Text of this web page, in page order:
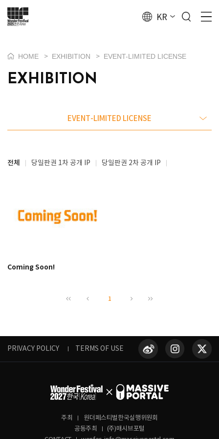
KR
HOME > EXHIBITION > EVENT-LIMITED LICENSE
EXHIBITION
EVENT-LIMITED LICENSE
전체 당일판권 1차 공개 IP 당일판권 2차 공개 IP
Coming Soon!
1
PRIVACY POLICY TERMS OF USE
주최
원더페스티벌한국실행위원회
공동주최
(주)매시브포털